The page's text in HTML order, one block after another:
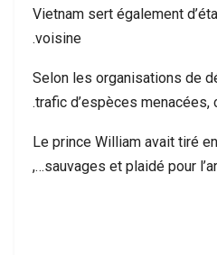
Vietnam sert également
voisine.
Selon les organisations de
trafic d’espèces menacées,
Le prince William avait tiré
sauvages et plaidé pour